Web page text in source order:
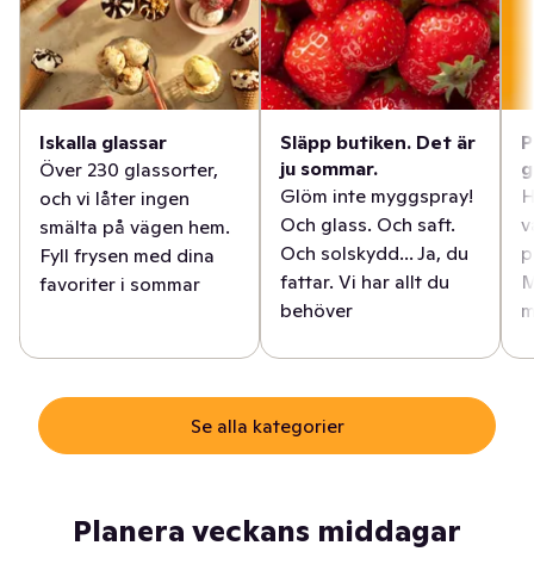
Iskalla glassar
Över 230 glassorter,
och vi låter ingen
smälta på vägen hem.
Fyll frysen med dina
favoriter i sommar
Släpp butiken. Det är
ju sommar.
Glöm inte myggspray!
Och glass. Och saft.
Och solskydd... Ja, du
fattar. Vi har allt du
behöver
Se alla kategorier
Planera veckans middagar